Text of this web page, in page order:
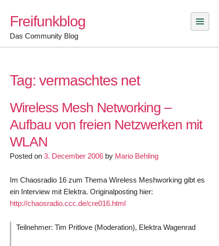
content
Freifunkblog
Das Community Blog
Tag: vermaschtes net
Wireless Mesh Networking –
Aufbau von freien Netzwerken mit
WLAN
Posted on 3. December 2006 by Mario Behling
Im Chaosradio 16 zum Thema Wireless Meshworking gibt es
ein Interview mit Elektra. Originalposting hier:
http://chaosradio.ccc.de/cre016.html
Teilnehmer: Tim Pritlove (Moderation), Elektra Wagenrad